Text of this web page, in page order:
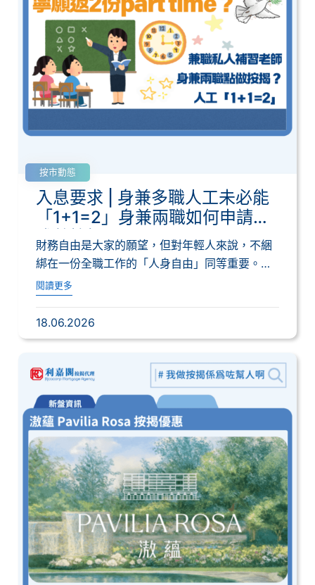
按市動態
入息要求 | 身兼多職人工未必能
「1+1=2」身兼兩職如何申請高
成數按揭
財務自由是大家的願望，但對年輕人來說，不綑
綁在一份全職工作的「人身自由」同等重要。現
在很多...
閱讀更多
18.06.2026